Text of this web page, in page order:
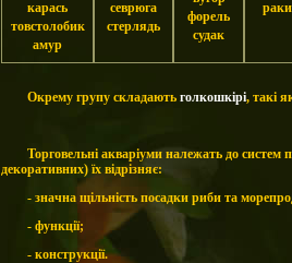
карась
товстолобик
амур
севрюга
стерлядь
форель
судак
раки
Окрему групу складають голкошкірі, такі
Торговельні акваріуми належать до
декоративних) їх відрізняє:
- значна щільність посадки риби та
- функції;
- конструкції.